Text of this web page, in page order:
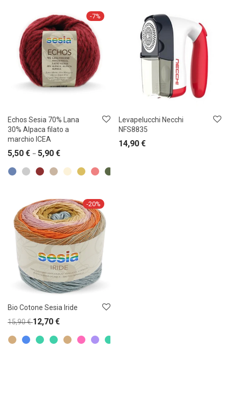
-7%
Echos Sesia 70% Lana
30% Alpaca filato a
marchio ICEA
5,50 € – 5,90 €
Levapelucchi Necchi
NFS8835
14,90 €
-20%
Bio Cotone Sesia Iride
15,90€ 12,70 €